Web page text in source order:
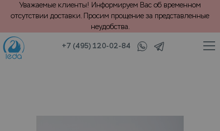
Уважаемые клиенты! Информируем Вас об временном
отсутствии доставки. Просим прощение за представленные
неудобства.
+7 (495) 120-02-84
/